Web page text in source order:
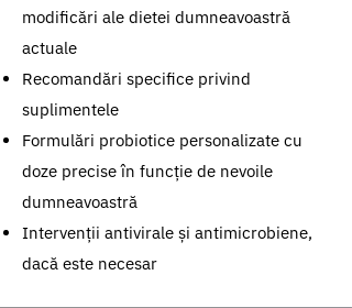
modificări ale dietei dumneavoastră
actuale
Recomandări specifice privind
suplimentele
Formulări probiotice personalizate cu
doze precise în funcție de nevoile
dumneavoastră
Intervenții antivirale și antimicrobiene,
dacă este necesar